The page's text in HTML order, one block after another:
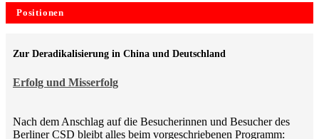
Positionen
Erfolg und Misserfolg
Zur Deradikalisierung in China und Deutschland
Nach dem Anschlag auf die Besucherinnen und Besucher des
Berliner CSD bleibt alles beim vorgeschriebenen Programm: